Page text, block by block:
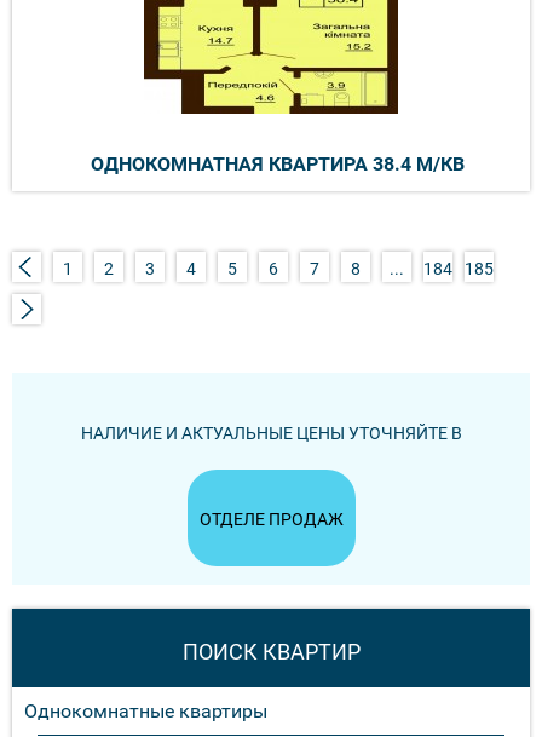
ОДНОКОМНАТНАЯ КВАРТИРА 38.4 М/КВ
1 2 3 4 5 6 7 8 ... 184 185
НАЛИЧИЕ И АКТУАЛЬНЫЕ ЦЕНЫ УТОЧНЯЙТЕ В
ОТДЕЛЕ ПРОДАЖ
ПОИСК КВАРТИР
Однокомнатные квартиры